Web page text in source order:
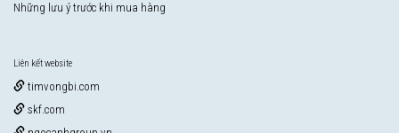
Những lưu ý trước khi mua hàng
Liên kết website
timvongbi.com
skf.com